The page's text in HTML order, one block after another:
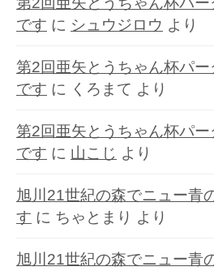
です に シュウジロウ より
第2回亜矢とうちゃん杯パ
です に くろまて より
第2回亜矢とうちゃん杯パ
です に 山こじ より
旭川21世紀の森でニュー青
す に ちゃとまり より
旭川21世紀の森でニュー青